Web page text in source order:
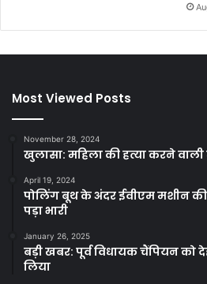
Most Viewed Posts
November 28, 2024
खुलासा: महिला की हत्या करने
April 19, 2024
पोलिंग बूथ के अंदर ईवीएम मशीन
पड़ा भारी
January 26, 2025
बड़ी खबर: पूर्व विधायक चैंपियन को
लिया